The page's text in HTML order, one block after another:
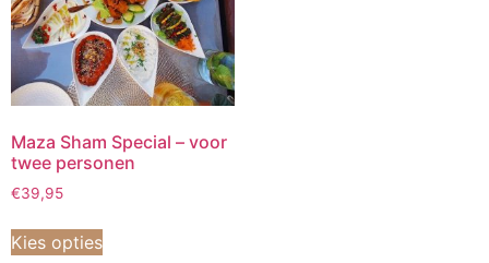
Maza Sham Special – voor
twee personen
€39,95
Kies opties